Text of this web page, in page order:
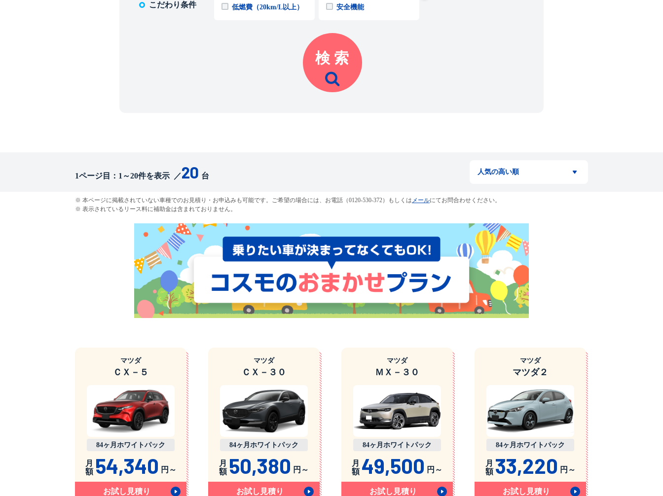
こだわり条件 低燃費（20km/L以上） 安全機能
1ページ目： 1 ～20件を表示 ／20 台
本ページに掲載されていない車種でのお見積り・お申込みも可能です。ご希望の場合には、お電話（0120-530-372）もしくは メールにてお問合わせください。
表示されているリース料に補助金は含まれておりません。
マツダ
ＣＸ－５
84ヶ月ホワイトパック
月
額 54,340 円～
お試し見積り
マツダ
ＣＸ－３０
84ヶ月ホワイトパック
月
額 50,380 円～
お試し見積り
マツダ
ＭＸ－３０
84ヶ月ホワイトパック
月
額 49,500 円～
お試し見積り
マツダ
マツダ２
84ヶ月ホワイトパック
月
額 33,220 円～
お試し見積り